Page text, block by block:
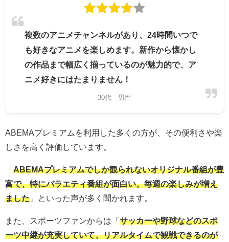
複数のアニメチャンネルがあり、24時間いつで
も好きなアニメを楽しめます。新作から懐かし
の作品まで幅広く揃っているのが魅力的で、ア
ニメ好きにはたまりません！
30代 男性
ABEMAプレミアムを利用した多くの方が、その便利さや楽
しさを高く評価しています。
「 ABEMAプレミアムでしか観られないオリジナル番組が豊
富で、特にバラエティ番組が面白い。毎週の楽しみが増え
ました 」といった声が多く聞かれます。
また、スポーツファンからは「 サッカーや野球などのスポ
ーツ中継が充実していて、リアルタイムで観戦できるのが